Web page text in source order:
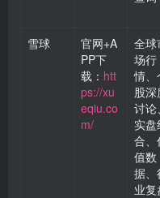
雪球
官网+A
PP下
载： htt
ps://xu
eqiu.co
m/
全球
场行
情、
股深
讨论、
实盘
合、
值数
据、
业复